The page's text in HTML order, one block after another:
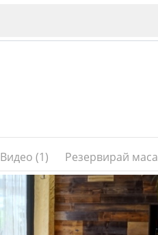
В. Търново
Видео (1) Резервирай маса